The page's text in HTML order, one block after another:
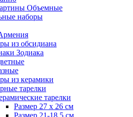
Объемные
наборы
из обсидиана
Зодиака
из керамики
тарелки
тарелки
Размер 27 х 26 см
Размер 21-18,5 см